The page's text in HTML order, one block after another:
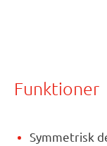
Funktioner
Symmetrisk